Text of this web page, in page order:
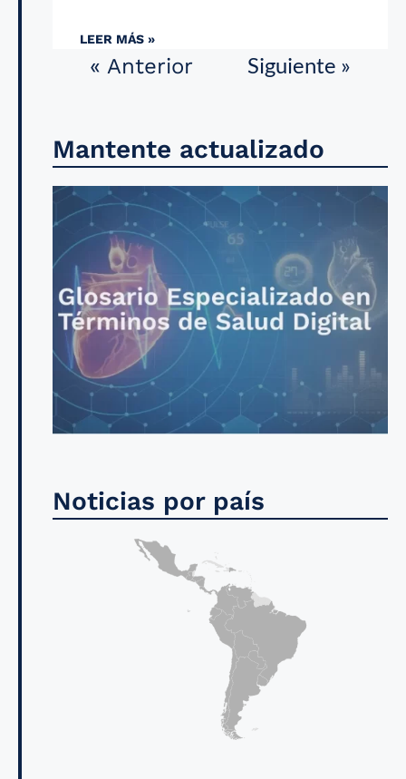
LEER MÁS »
« Anterior Siguiente »
Mantente actualizado
Noticias por país